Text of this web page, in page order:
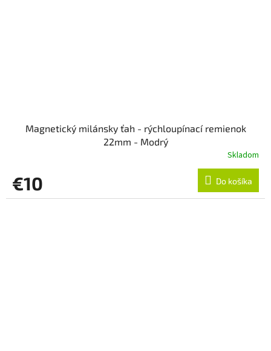
Magnetický milánsky ťah - rýchloupínací remienok
22mm - Modrý
Skladom
€10 Do košíka